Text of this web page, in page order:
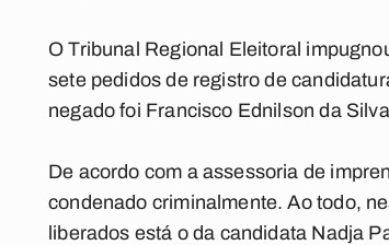
O Tribunal Regional Eleitoral
sete pedidos de registro de
negado foi Francisco Ednilson da
De acordo com a assessoria de
condenado criminalmente. Ao todo,
liberados está o da candidata Nadja